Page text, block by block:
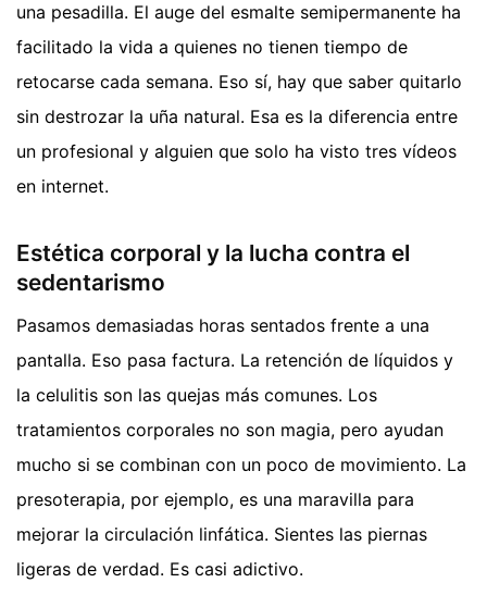
una pesadilla. El auge del esmalte semipermanente ha
facilitado la vida a quienes no tienen tiempo de
retocarse cada semana. Eso sí, hay que saber quitarlo
sin destrozar la uña natural. Esa es la diferencia entre
un profesional y alguien que solo ha visto tres vídeos
en internet.
Estética corporal y la lucha contra el
sedentarismo
Pasamos demasiadas horas sentados frente a una
pantalla. Eso pasa factura. La retención de líquidos y
la celulitis son las quejas más comunes. Los
tratamientos corporales no son magia, pero ayudan
mucho si se combinan con un poco de movimiento. La
presoterapia, por ejemplo, es una maravilla para
mejorar la circulación linfática. Sientes las piernas
ligeras de verdad. Es casi adictivo.